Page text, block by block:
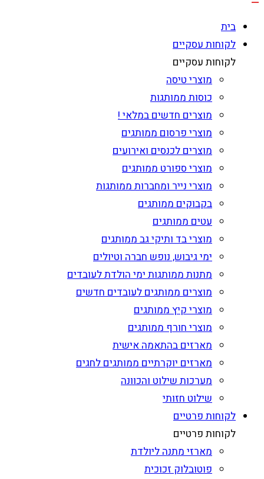
בית
לקוחות עסקיים
לקוחות עסקיים
מוצרי טיסה
כוסות ממותגות
מוצרים חדשים במלאי !
מוצרי פרסום ממותגים
מוצרים לכנסים ואירועים
מוצרי ספורט ממותגים
מוצרי נייר ומחברות ממותגות
בקבוקים ממותגים
עטים ממותגים
מוצרי בד ותיקי גב ממותגים
ימי גיבוש, נופש חברה וטיולים
מתנות ממותגות ימי הולדת לעובדים
מוצרים ממותגים לעובדים חדשים
מוצרי קיץ ממותגים
מוצרי חורף ממותגים
מארזים בהתאמה אישית
מארזים יוקרתיים ממותגים לחגים
מערכות שילוט והכוונה
שילוט חזותי
לקוחות פרטיים
לקוחות פרטיים
מארזי מתנה ליולדת
פוטובלוק זכוכית